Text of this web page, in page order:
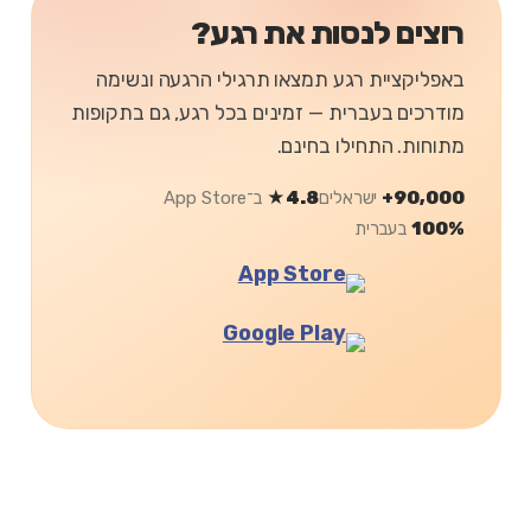
רוצים לנסות את רגע?
באפליקציית רגע תמצאו תרגילי הרגעה ונשימה
מודרכים בעברית — זמינים בכל רגע, גם בתקופות
מתוחות. התחילו בחינם.
90,000+ ישראלים4.8★
ב־App Store
100%בעברית